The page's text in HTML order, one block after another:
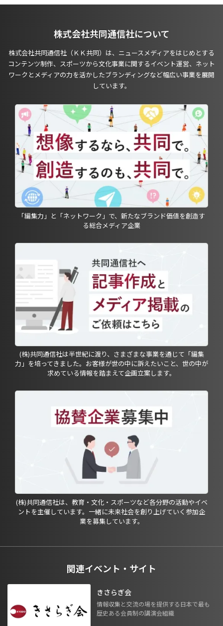
株式会社共同通信社について
株式会社共同通信社（ＫＫ共同）は、ニュースメディアをはじめとする
コンテンツ制作、スポーツから文化事業に関するイベント運営、ネット
ワークとメディアの力を活かしたブランディングなど幅広い事業を展開
しています。
「編集力」と「ネットワーク」で、新たなブランド価値を創造す
る総合メディア企業
(株)共同通信社は半世紀に渡り、さまざまな事業を通じて「編集
力」を培ってきました。お客様が世の中に訴えたいこと、世の中が
求めている情報を踏まえて企画立案します。
(株)共同通信社は、教育・文化・スポーツなど各分野の活動やイベ
ントを主催しています。一緒に未来社会を創り上げていく参加企
業を募集しています。
関連イベント・サイト
きさらぎ会
情報収集と交流の場を提供する日本で最も
歴史ある会員制の講演会組織